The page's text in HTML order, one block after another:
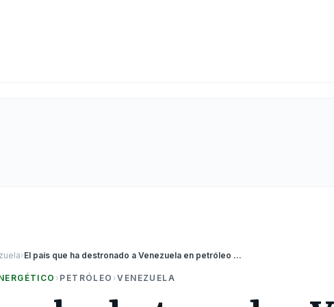
› El país que ha destronado a Venezuela en petróleo y redefine el mapa energético de América Latina
› PETRÓLEO ›VENEZUELA